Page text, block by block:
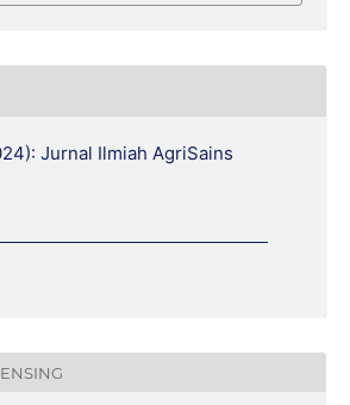
Jurnal Ilmiah AgriSains